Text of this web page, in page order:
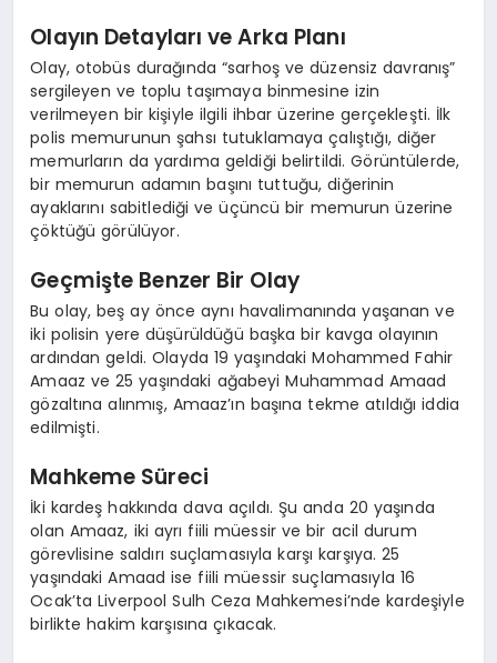
Olayın Detayları ve Arka Planı
Olay, otobüs durağında “sarhoş ve düzensiz davranış”
sergileyen ve toplu taşımaya binmesine izin
verilmeyen bir kişiyle ilgili ihbar üzerine gerçekleşti. İlk
polis memurunun şahsı tutuklamaya çalıştığı, diğer
memurların da yardıma geldiği belirtildi. Görüntülerde,
bir memurun adamın başını tuttuğu, diğerinin
ayaklarını sabitlediği ve üçüncü bir memurun üzerine
çöktüğü görülüyor.
Geçmişte Benzer Bir Olay
Bu olay, beş ay önce aynı havalimanında yaşanan ve
iki polisin yere düşürüldüğü başka bir kavga olayının
ardından geldi. Olayda 19 yaşındaki Mohammed Fahir
Amaaz ve 25 yaşındaki ağabeyi Muhammad Amaad
gözaltına alınmış, Amaaz’ın başına tekme atıldığı iddia
edilmişti.
Mahkeme Süreci
İki kardeş hakkında dava açıldı. Şu anda 20 yaşında
olan Amaaz, iki ayrı fiili müessir ve bir acil durum
görevlisine saldırı suçlamasıyla karşı karşıya. 25
yaşındaki Amaad ise fiili müessir suçlamasıyla 16
Ocak’ta Liverpool Sulh Ceza Mahkemesi’nde kardeşiyle
birlikte hakim karşısına çıkacak.